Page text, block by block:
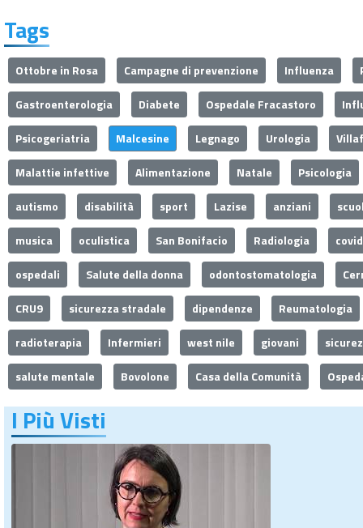
Tags
Ottobre in Rosa Campagne di prevenzione Influenza
Gastroenterologia
Diabete Ospedale Fracastoro
Psicogeriatria
Malcesine Legnago Urologia
Malattie infettive
Alimentazione Natale
Psicologia
autismo
disabilità sport Lazise anziani
musica
oculistica San Bonifacio Radiologia
ospedali
Salute della donna odontostomatologia
CRU9
sicurezza stradale dipendenze
Reumatologia
radioterapia
Infermieri west nile giovani
salute mentale
Bovolone Casa della Comunità
I Più Visti